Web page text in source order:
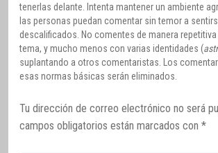
tenerlas delante. Intenta mantener un ambiente
las personas puedan comentar sin temor a
descalificados. No comentes de manera
tema, y mucho menos con varias identidades (
suplantando a otros comentaristas. Los
esas normas básicas serán eliminados.
Tu dirección de correo electrónico no será
campos obligatorios están marcados con *